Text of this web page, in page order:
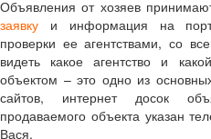
Объявления от хозяев
заявку и информация на
проверки ее агентствами, со
видеть какое агентство и
объектом – это одно из
сайтов, интернет досок
продаваемого объекта указан
Вася.